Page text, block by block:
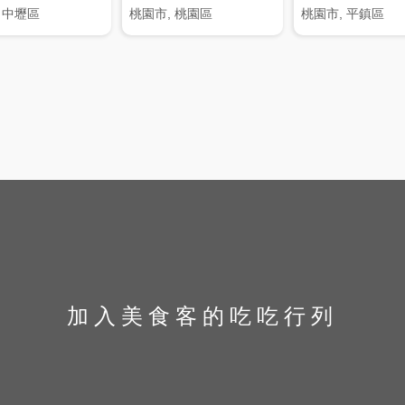
壢區 桃園市, 桃園區 桃園市, 平鎮區
加入美食客的吃吃行列